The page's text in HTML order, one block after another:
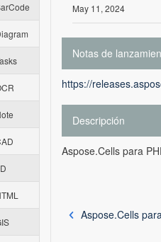
May 11, 2024
Notas de
https://
Descripción
Aspose.Cells para
Aspose.Cells